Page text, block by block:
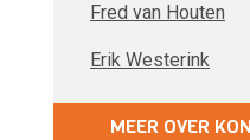
Fred van Houten
Erik Westerink
MEER OVER